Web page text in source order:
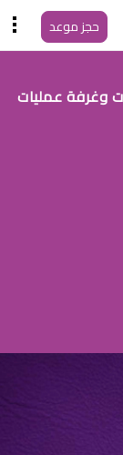
حجز موعد
وغرفة عمليات